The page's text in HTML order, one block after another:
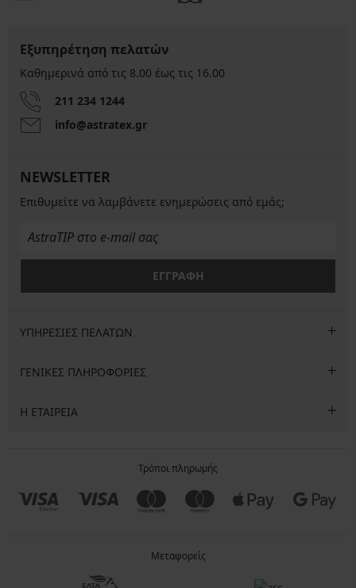
Εξυπηρέτηση πελατών
Καθημερινά από τις 8.00 έως τις 16.00
211 234 1244
info@astratex.gr
NEWSLETTER
Επιθυμείτε να λαμβάνετε ενημερώσεις από εμάς;
ΕΓΓΡΑΦΗ
ΥΠΗΡΕΣΙΕΣ ΠΕΛΑΤΩΝ
ΓΕΝΙΚΕΣ ΠΛΗΡΟΦΟΡΙΕΣ
Η ΕΤΑΙΡΕΙΑ
Τρόποι πληρωμής
Μεταφορείς